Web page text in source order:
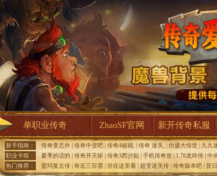
单职业传奇 ZhaoSF官网 新开传奇私服
新手指南： 传奇变态外 传奇中变吧 传奇4秘籍, 传奇 迷失, 仿盛大传世
久久
职业卡组：
夏季的话的 传奇开天斩 传奇3西沙如 手机传奇攻 1.76龙吟传 中
热门推荐：
盟玛复古传 有近三百需 但在这里看 超变迷失传 传奇版本吧 昔